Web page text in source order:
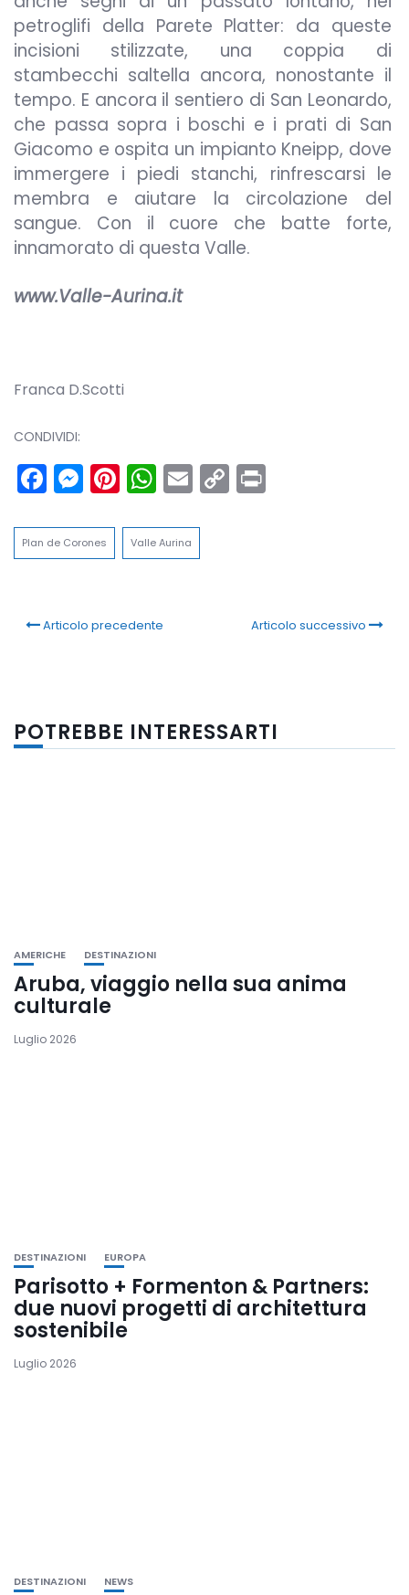
petroglifi della Parete Platter: da queste
incisioni stilizzate, una coppia di
stambecchi saltella ancora, nonostante il
tempo. E ancora il sentiero di San Leonardo,
che passa sopra i boschi e i prati di San
Giacomo e ospita un impianto Kneipp, dove
immergere i piedi stanchi, rinfrescarsi le
membra e aiutare la circolazione del
sangue. Con il cuore che batte forte,
innamorato di questa Valle.
www.Valle-Aurina.it
Franca D.Scotti
CONDIVIDI:
Facebook
Messenger
Pinterest
WhatsApp
Email
Copy
Link
Plan de Corones Valle Aurina
Articolo precedente Articolo successivo
POTREBBE INTERESSARTI
AMERICHE DESTINAZIONI
Aruba, viaggio nella sua anima
culturale
Luglio 2026
DESTINAZIONI EUROPA
Parisotto + Formenton & Partners:
due nuovi progetti di architettura
sostenibile
Luglio 2026
DESTINAZIONI NEWS